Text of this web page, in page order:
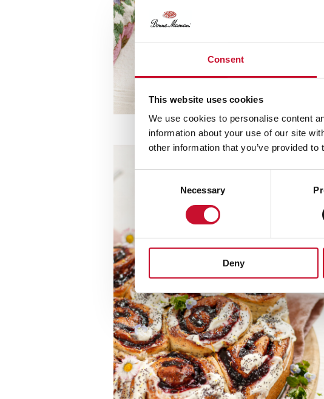
Consent
This website uses cookies
We use cookies to personalise content
information about your use of our site
other information that you’ve provided
Necessary
Deny